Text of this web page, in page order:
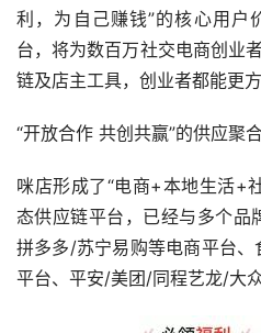
利，为自己赚钱”的核心用户
台，将为数百万社交电商创业
链及店主工具，创业者都能更
“开放合作 共创共赢”的供应聚
咪店形成了“电商+本地生活+
态供应链平台，已经与多个
拼多多/苏宁易购等电商平台
平台、平安/美团/同程艺龙/大